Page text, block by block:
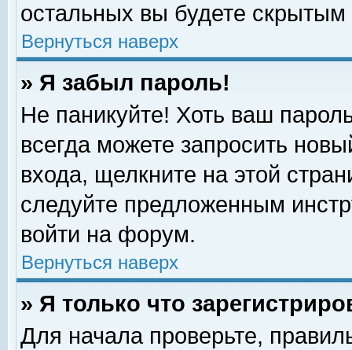
остальных вы будете скрытым
Вернуться наверх
» Я забыл пароль!
Не паникуйте! Хоть ваш
всегда можете запросить
входа, щелкните на этой
следуйте предложенным
войти на форум.
Вернуться наверх
» Я только что
Для начала проверьте,